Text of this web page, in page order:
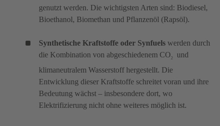
genutzt werden. Die wichtigsten Arten sind: Biodiesel,
Bioethanol, Biomethan und Pflanzenöl (Rapsöl).
Synthetische Kraftstoffe oder Synfuels werden durch
die Kombination von abgeschiedenem CO2
und
klimaneutralem Wasserstoff hergestellt. Die
Entwicklung dieser Kraftstoffe schreitet voran und ihre
Bedeutung wächst – insbesondere dort, wo
Elektrifizierung nicht ohne weiteres möglich ist.